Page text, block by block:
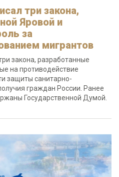
три закона,
Яровой и
за
мигрантов
закона, разработанные
на противодействие
защиты санитарно-
граждан России. Ранее
Государственной Думой.